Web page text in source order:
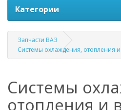
Категории
Запчасти ВАЗ
Системы охлаждения, отопления
Системы
отопления и